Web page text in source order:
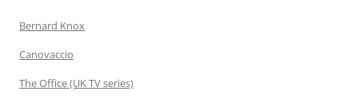
Bernard Knox
Canovaccio
The Office (UK TV series)